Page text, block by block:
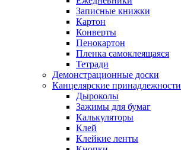
Записные книжки
Картон
Конверты
Пенокартон
Пленка самоклеящаяся
Тетради
Демонстрационные доски
Канцелярские принадлежности
Дыроколы
Зажимы для бумаг
Калькуляторы
Клей
Клейкие ленты